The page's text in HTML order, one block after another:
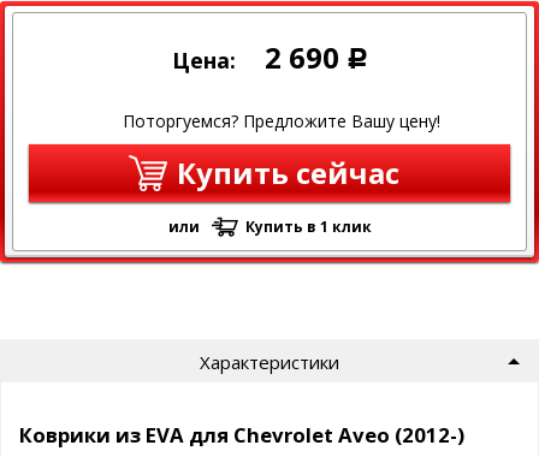
Цена: 2 690 Р
Поторгуемся? Предложите Вашу цену!
Купить сейчас
или Купить в 1 клик
Характеристики
Коврики из EVA для Chevrolet Aveo (2012-)